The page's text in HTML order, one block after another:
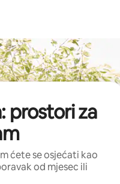
prostori za
ćete se osjećati kao
od mjesec ili